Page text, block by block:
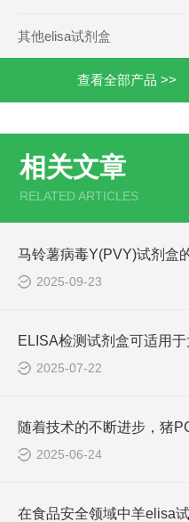
其他elisa试剂盒
查看全部产品 >>
相关文章
RELATED ARTICLES
2025-09-23
2025-07-22
2025-06-24